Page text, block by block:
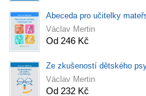
Abeceda pro učitelky
Václav Mertin
Od 246 Kč
Ze zkušeností dětského
Václav Mertin
Od 232 Kč